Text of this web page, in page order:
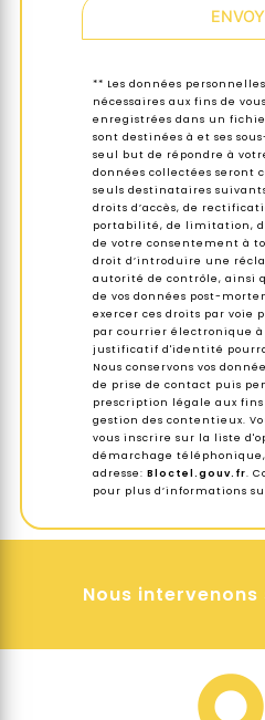
** Les données
nécessaires aux fins de
enregistrées dans un
sont destinées à et ses
seul but de répondre à
données collectées seront
seuls destinataires
droits d’accès, de
portabilité, de limitation,
de votre consentement à
droit d’introduire une
autorité de contrôle, ainsi
de vos données post-
exercer ces droits par voie
par courrier électronique à
justificatif d'identité
Nous conservons vos
de prise de contact puis
prescription légale aux
gestion des contentieux.
vous inscrire sur la liste
démarchage
adresse:Bloctel.gouv.fr.
pour plus d’informations
Nous